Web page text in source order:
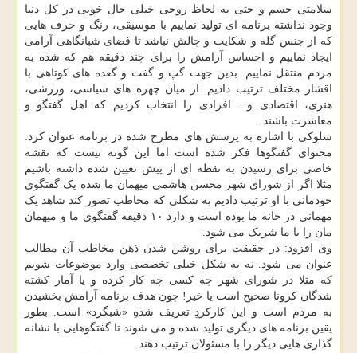
سلامتی جسم و حتی به لحاظ روحی خیلی حال خوبی در کل دنیا
وجود نداشته برنامه ای تولید نماییم با موسیقی، رنگ و حرف هایی
که از جنس گله و شکایت و چالش نباشد تا فضای شبانگاهی آرامی
ایجاد نماییم و احساس آرامش را برای چند دقیقه هم که شده به
مردم منتقل نماییم. بدین جهت گپ و گفت و گعده های کوتاهی با
اقشار مختلف ترتیب دادیم. از میان چهره های سیاسی، ورزشی،
هنری، اقتصادی و... افرادی را انتخاب کردیم که اهل گفتگو و
معاشرت باشند.
سلوکی با اشاره به پرسش های مطرح شده در برنامه عنوان کرد:
محتوای گفتگوها فکر شده است اما این گونه نیست که نقشه
خاصی برای رسیدن به نقطه ای از پیش تعیین شده داشته باشیم
مثلا اگر از شورای شهر محسن هاشمی میهمان ما شده یک گفتگوی
خودمانی با او ترتیب دادیم به شکلی که مخاطب تصور کند شاهد یک
مهمانی در خانه ما بوده است و دارد ۱۰ دقیقه گفتگوی ما و میهمان
مان را با ما شریک می شود.
وی افزود: در حقیقت برای روشن شدن ذهن مخاطب آن مطالب
عنوان می شود. نه به شکل خیلی تخصصی وارد موضوعات شویم
که مثلا در شورای شهر چه کسی چه کار کرده و یا آمار کشته
شدگان کرونا صحیح است یا خیر! چون هدف برنامه آرامش بخشیدن
به مردم است و این کارکردِ تعریف شدهِ «شبگرد» است. بطور
یقین برنامه های دیگری تولید شده و می شوند تا گفتگوهایی با نشانه
گذاری هایی دیگر را با مسئولان ترتیب دهند.